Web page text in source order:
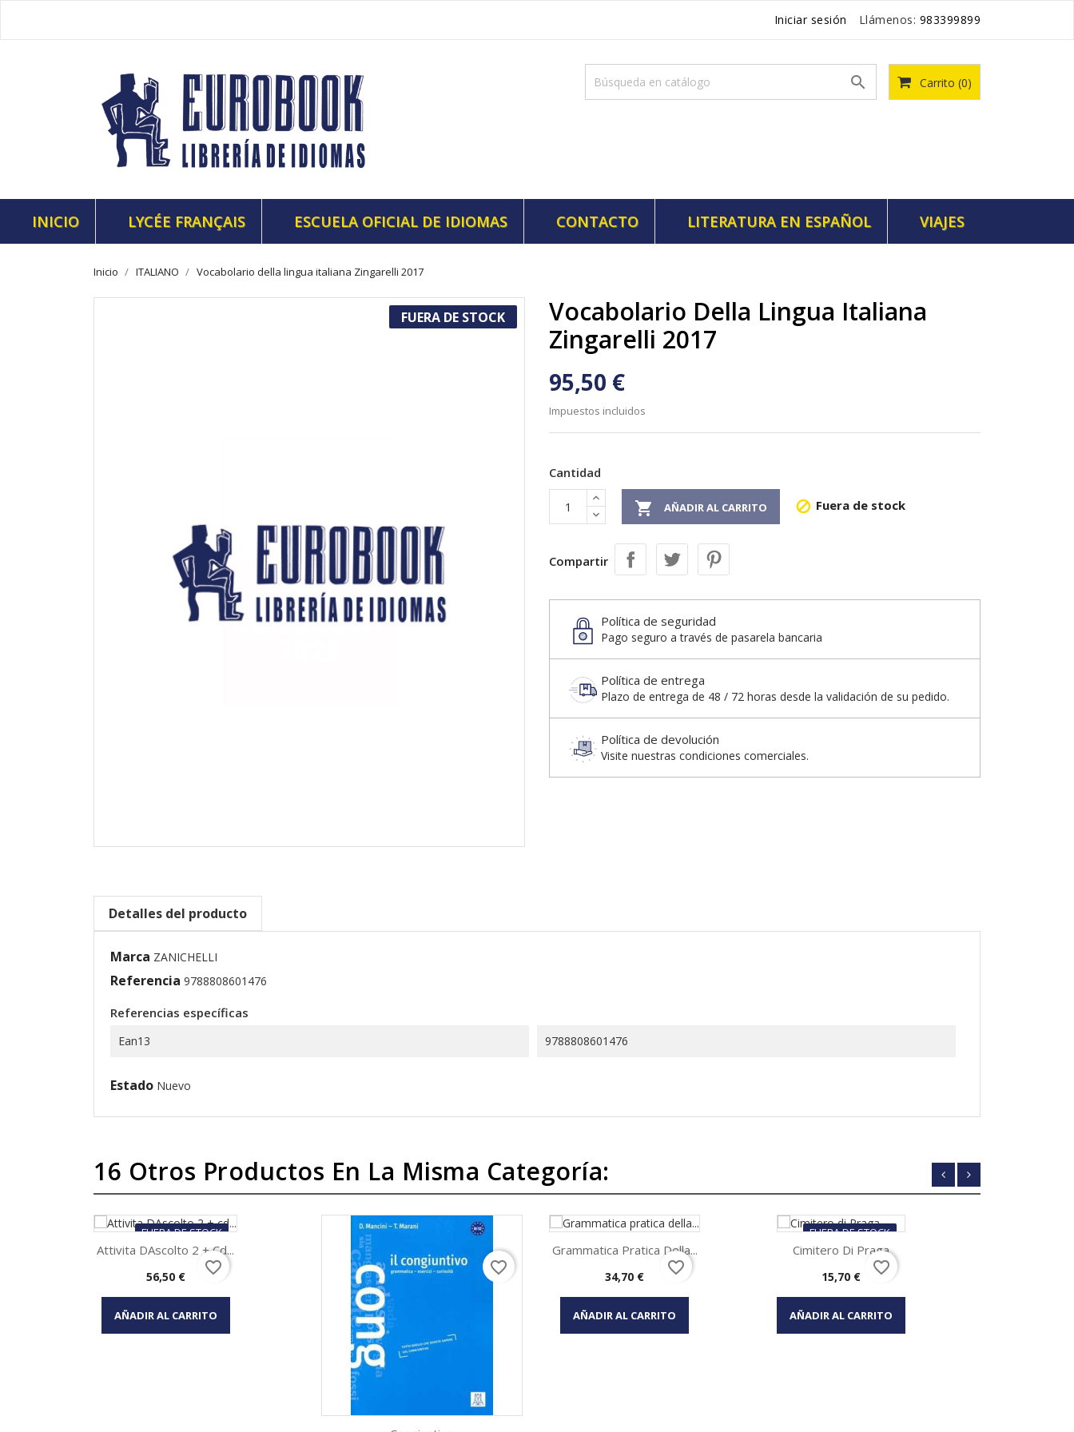
Iniciar sesión Llámenos: 983399899
Carrito (0)

INICIO LYCÉE FRANÇAIS ESCUELA OFICIAL DE IDIOMAS CONTACTO LITERATURA EN ESPAÑOL VIAJES
Inicio ITALIANO Vocabolario della lingua italiana Zingarelli 2017
FUERA DE STOCK
Vocabolario Della Lingua Italiana
Zingarelli 2017
95,50 €
Impuestos incluidos
Cantidad
 AÑADIR AL CARRITO  Fuera de stock
Compartir
Política de seguridad
Pago seguro a través de pasarela bancaria
Política de entrega
Plazo de entrega de 48 / 72 horas desde la validación de su pedido.
Política de devolución
Visite nuestras condiciones comerciales.
Detalles del producto
Marca ZANICHELLI
Referencia 9788808601476
Referencias específicas
Ean13 9788808601476
Estado Nuevo
16 Otros Productos En La Misma Categoría:
FUERA DE STOCK
Vista rápida
Attivita DAscolto 2 + Cd...
Precio
56,50 €
AÑADIR AL CARRITO
favorite_border
favorite_border
Vista rápida
Grammatica Pratica Della...
Precio
34,70 €
AÑADIR AL CARRITO
favorite_border
FUERA DE STOCK
Vista rápida
Cimitero Di Praga
Precio
15,70 €
AÑADIR AL CARRITO
favorite_border